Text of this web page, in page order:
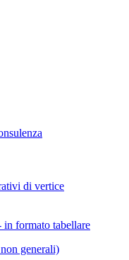
di vertice
formato tabellare
generali)